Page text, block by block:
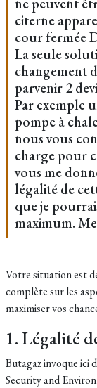
citerne
cour fermée
La seule
changement
parvenir 2
Par exemple
pompe à
nous vous
charge pour
vous me
légalité de
que je
maximum.
Votre situation est
complète sur les
maximiser vos
1. Légalité
Butagaz invoque ici
Security and